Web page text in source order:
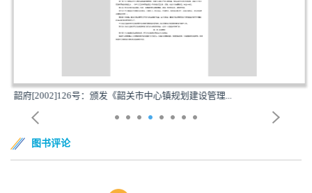
韶府[2002]126号：颁发《韶关市中心镇规划建设管理...
图书评论